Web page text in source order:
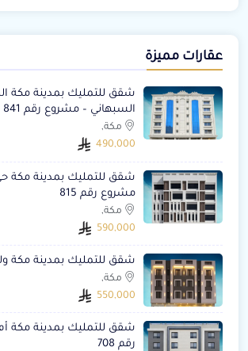
عقارات مميزة
شقق للتمليك بمدينة مكة
السبهاني – مشروع رقم 841
مكة,
490,000
شقق للتمليك بمدينة مكة
مشروع رقم 815
مكة,
590,000
شقق للتمليك بمدينة مكة ولي
مكة,
550,000
شقق للتمليك بمدينة مكة
رقم 708